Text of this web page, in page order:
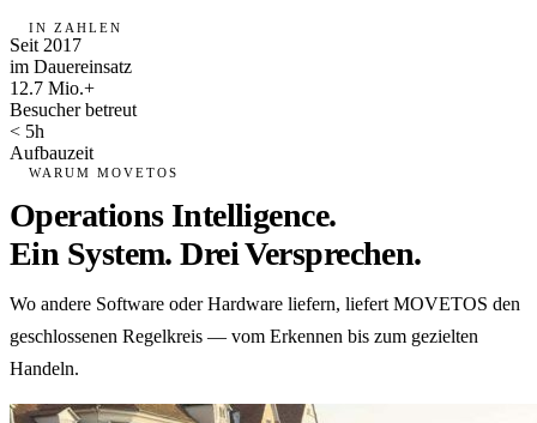
IN ZAHLEN
Seit 2017
im Dauereinsatz
12.7 Mio.+
Besucher betreut
< 5h
Aufbauzeit
WARUM MOVETOS
Operations Intelligence.
Ein System. Drei Versprechen.
Wo andere Software oder Hardware liefern, liefert MOVETOS den
geschlossenen Regelkreis — vom Erkennen bis zum gezielten
Handeln.